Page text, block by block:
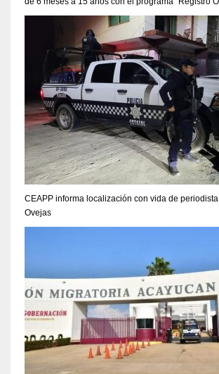
CEAPP informa localización con vida de
Ovejas